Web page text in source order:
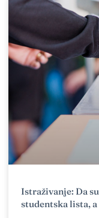
Istraživanje: Da
studentska lista,